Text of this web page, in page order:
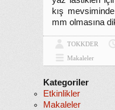
kış
mm olmasına
TOKKDER
Makaleler
Kategoriler
Etkinlikler
Makaleler